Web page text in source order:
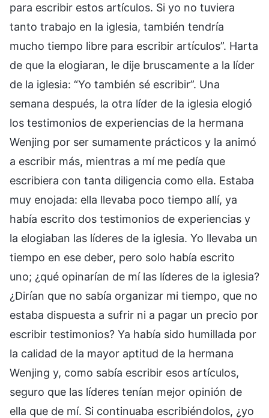
para escribir estos artículos. Si yo no tuviera
tanto trabajo en la iglesia, también tendría
mucho tiempo libre para escribir artículos”. Harta
de que la elogiaran, le dije bruscamente a la líder
de la iglesia: “Yo también sé escribir”. Una
semana después, la otra líder de la iglesia elogió
los testimonios de experiencias de la hermana
Wenjing por ser sumamente prácticos y la animó
a escribir más, mientras a mí me pedía que
escribiera con tanta diligencia como ella. Estaba
muy enojada: ella llevaba poco tiempo allí, ya
había escrito dos testimonios de experiencias y
la elogiaban las líderes de la iglesia. Yo llevaba un
tiempo en ese deber, pero solo había escrito
uno; ¿qué opinarían de mí las líderes de la iglesia?
¿Dirían que no sabía organizar mi tiempo, que no
estaba dispuesta a sufrir ni a pagar un precio por
escribir testimonios? Ya había sido humillada por
la calidad de la mayor aptitud de la hermana
Wenjing y, como sabía escribir esos artículos,
seguro que las líderes tenían mejor opinión de
ella que de mí. Si continuaba escribiéndolos, ¿yo